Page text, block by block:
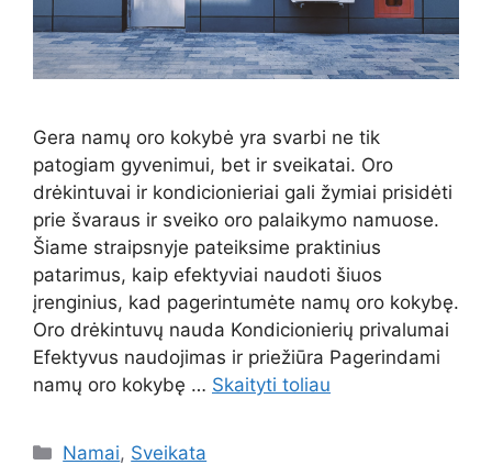
Gera namų oro kokybė yra svarbi ne tik
patogiam gyvenimui, bet ir sveikatai. Oro
drėkintuvai ir kondicionieriai gali žymiai prisidėti
prie švaraus ir sveiko oro palaikymo namuose.
Šiame straipsnyje pateiksime praktinius
patarimus, kaip efektyviai naudoti šiuos
įrenginius, kad pagerintumėte namų oro kokybę.
Oro drėkintuvų nauda Kondicionierių privalumai
Efektyvus naudojimas ir priežiūra Pagerindami
namų oro kokybę … Skaityti toliau
Kategorijos
Namai, Sveikata